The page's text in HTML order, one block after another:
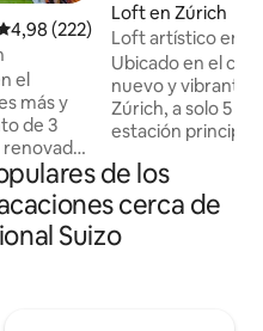
promedio: 4,98 de
4,98 (222)
el
más y
de 3
cómodos
estar,
y una
Loft en Zúrich
Loft artístico en
Ubicado en el
nuevo y vibrante
Zúrich, a solo 5
estación principal
de 3,5
elegante Disfrutá de un departamento
de diseño de alta
grande y
de los
cerca de
Suizo